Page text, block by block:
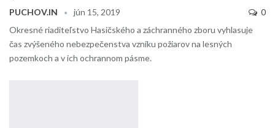
PUCHOV.IN jún 15, 2019
0
Okresné riaditeľstvo Hasičského a záchranného zboru vyhlasuje
čas zvýšeného nebezpečenstva vzniku požiarov na lesných
pozemkoch a v ich ochrannom pásme.